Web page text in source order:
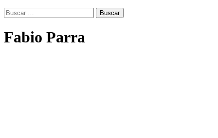
Buscar:
Fabio Parra